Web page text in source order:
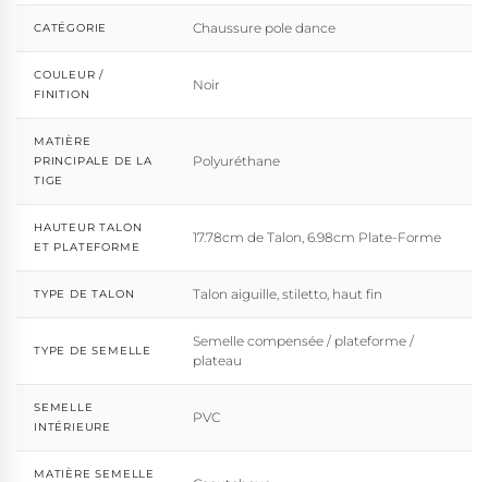
CATÉGORIE Chaussure pole dance
COULEUR /
FINITION
Noir
MATIÈRE
PRINCIPALE DE LA
TIGE
Polyuréthane
HAUTEUR TALON
ET PLATEFORME
17.78cm de Talon, 6.98cm Plate-Forme
TYPE DE TALON Talon aiguille, stiletto, haut fin
TYPE DE SEMELLE
Semelle compensée / plateforme /
plateau
SEMELLE
INTÉRIEURE
PVC
MATIÈRE SEMELLE